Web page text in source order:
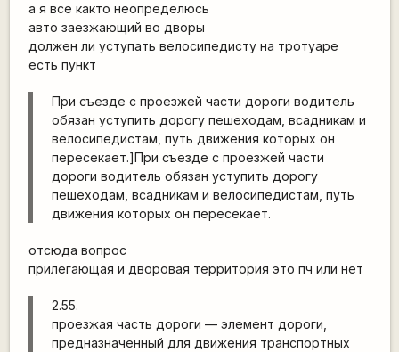
а я все както неопределюсь
авто заезжающий во дворы
должен ли уступать велосипедисту на тротуаре
есть пункт
При съезде с проезжей части дороги водитель
обязан уступить дорогу пешеходам, всадникам и
велосипедистам, путь движения которых он
пересекает.]При съезде с проезжей части
дороги водитель обязан уступить дорогу
пешеходам, всадникам и велосипедистам, путь
движения которых он пересекает.
отсюда вопрос
прилегающая и дворовая территория это пч или нет
2.55.
проезжая часть дороги — элемент дороги,
предназначенный для движения транспортных